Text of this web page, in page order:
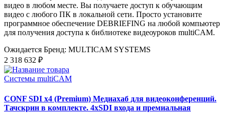
видео в любом месте. Вы получаете доступ к обучающим
видео с любого ПК в локальной сети. Просто установите
программное обеспечение DEBRIEFING на любой компьютер
для получения доступа к библиотеке видеоуроков multiCAM.
Ожидается Бренд: MULTICAM SYSTEMS
2 318 632 ₽
Системы multiCAM
CONF SDI x4 (Premium) Медиахаб для видеоконференций.
Тачскрин в комплекте. 4xSDI входа и премиальная